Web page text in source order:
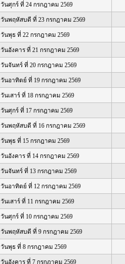
วันศุกร์ ที่ 24 กรกฎาคม 2569
วันพฤหัสบดี ที่ 23 กรกฎาคม 2569
วันพุธ ที่ 22 กรกฎาคม 2569
วันอังคาร ที่ 21 กรกฎาคม 2569
วันจันทร์ ที่ 20 กรกฎาคม 2569
วันอาทิตย์ ที่ 19 กรกฎาคม 2569
วันเสาร์ ที่ 18 กรกฎาคม 2569
วันศุกร์ ที่ 17 กรกฎาคม 2569
วันพฤหัสบดี ที่ 16 กรกฎาคม 2569
วันพุธ ที่ 15 กรกฎาคม 2569
วันอังคาร ที่ 14 กรกฎาคม 2569
วันจันทร์ ที่ 13 กรกฎาคม 2569
วันอาทิตย์ ที่ 12 กรกฎาคม 2569
วันเสาร์ ที่ 11 กรกฎาคม 2569
วันศุกร์ ที่ 10 กรกฎาคม 2569
วันพฤหัสบดี ที่ 9 กรกฎาคม 2569
วันพุธ ที่ 8 กรกฎาคม 2569
วันอังคาร ที่ 7 กรกฎาคม 2569